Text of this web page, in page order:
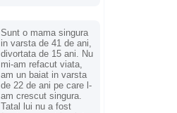
Sunt o mama singura
in varsta de 41 de ani,
divortata de 15 ani. Nu
mi-am refacut viata,
am un baiat in varsta
de 22 de ani pe care l-
am crescut singura.
Tatal lui nu a fost